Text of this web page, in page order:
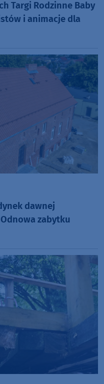
Targi Rodzinne Baby
i animacje dla
dawnej
zabytku